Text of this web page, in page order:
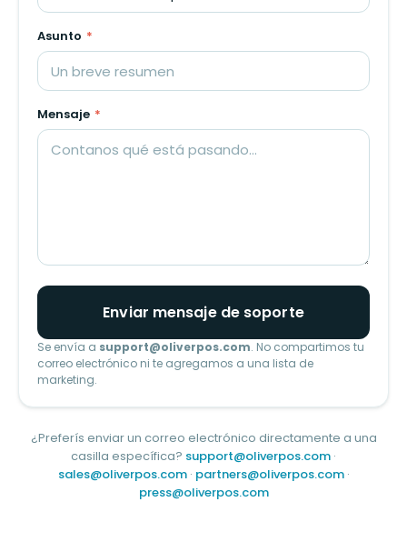
Asunto *
Mensaje *
Enviar mensaje de soporte
Se envía a support@oliverpos.com. No compartimos tu
correo electrónico ni te agregamos a una lista de
marketing.
¿Preferís enviar un correo electrónico directamente a una
casilla específica? support@oliverpos.com ·
sales@oliverpos.com· partners@oliverpos.com·
press@oliverpos.com